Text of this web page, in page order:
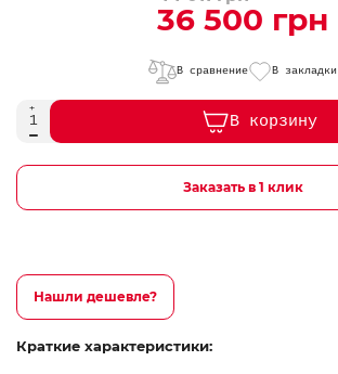
36 500 грн
В сравнение В закладки
В корзину
Заказать в 1 клик
Нашли дешевле?
Краткие характеристики: